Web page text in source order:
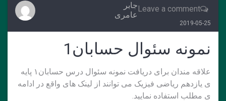
Leave a commentجابر
عامری
2019-05-25
نمونه سئوال حسابان1
علاقه مندان برای دریافت نمونه سئوال درس حسابان۱ پایه
ی یازدهم ریاضی فیزیک می توانند از لینک های واقع در ادامه
ی مطلب استفاده نمایید.